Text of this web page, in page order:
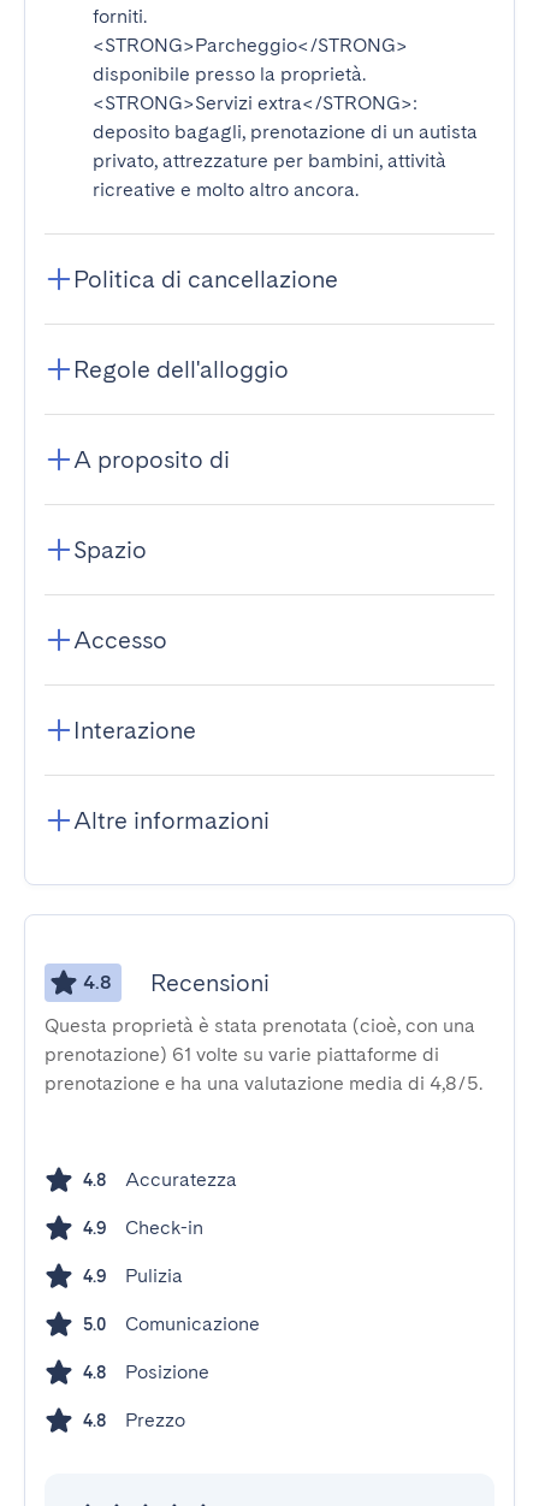
forniti.
<STRONG>Parcheggio</STRONG>
disponibile presso la proprietà.
<STRONG>Servizi extra</STRONG>:
deposito bagagli, prenotazione di un autista
privato, attrezzature per bambini, attività
ricreative e molto altro ancora.
Politica di cancellazione
Regole dell'alloggio
A proposito di
Spazio
Accesso
Interazione
Altre informazioni
4.8 Recensioni
Questa proprietà è stata prenotata (cioè, con una
prenotazione) 61 volte su varie piattaforme di
prenotazione e ha una valutazione media di 4,8/5.
4.8 Accuratezza
4.9 Check-in
4.9 Pulizia
5.0 Comunicazione
4.8 Posizione
4.8 Prezzo